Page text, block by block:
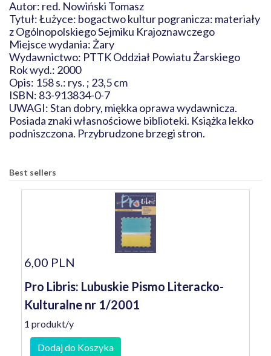
Autor: red. Nowiński Tomasz
Tytuł: Łużyce: bogactwo kultur pogranicza: materiały
z Ogólnopolskiego Sejmiku Krajoznawczego
Miejsce wydania: Żary
Wydawnictwo: PTTK Oddział Powiatu Żarskiego
Rok wyd.: 2000
Opis: 158 s.: rys. ; 23,5 cm
ISBN: 83-913834-0-7
UWAGI: Stan dobry, miękka oprawa wydawnicza.
Posiada znaki własnościowe biblioteki. Książka lekko
podniszczona. Przybrudzone brzegi stron.
Best sellers
6,00 PLN
Pro Libris: Lubuskie Pismo Literacko-
Kulturalne nr 1/2001
1 produkt/y
Dodaj do Koszyka